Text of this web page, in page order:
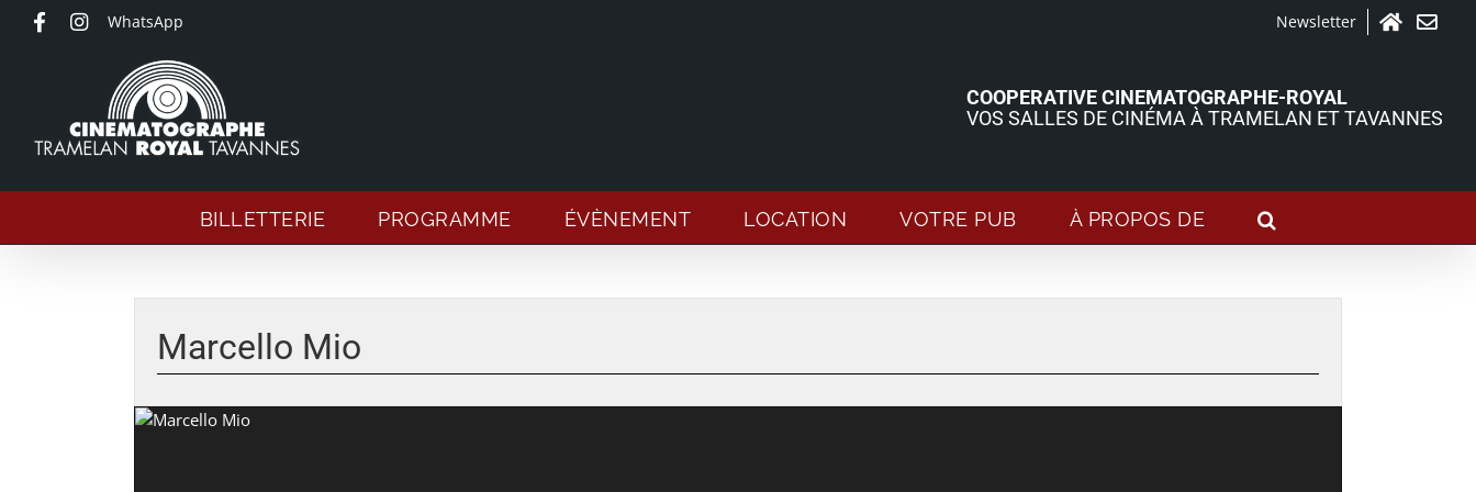
Passer
WhatsApp Newsletter
COOPERATIVE CINEMATOGRAPHE-ROYAL
VOS SALLES DE CINÉMA À TRAMELAN ET TAVANNES
BILLETTERIE PROGRAMME ÉVÈNEMENT LOCATION VOTRE PUB À PROPOS DE
Marcello Mio